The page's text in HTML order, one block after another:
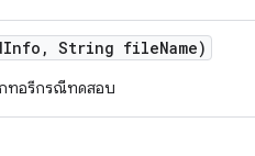
Info , String fileName)
กทอรีกรณีทดสอบ